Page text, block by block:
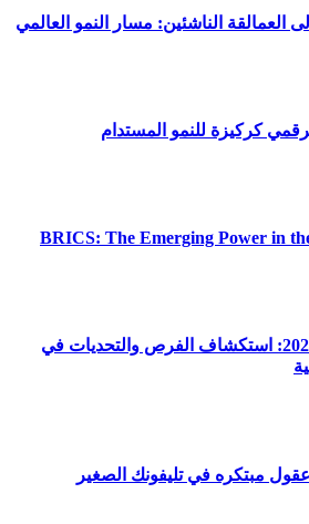
العمالقة الناشئين: مسار النمو العالمي
كركيزة للنمو المستدام
BRICS: The Emerging Power in
قمة البلوك تشين 2024: استكشاف الفرص والتحديات في
مبتكره في تليفونك الصغير